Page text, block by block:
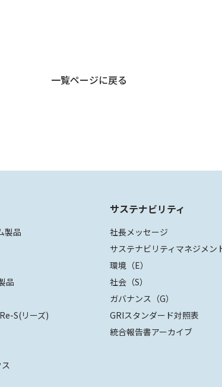
一覧ページに戻る
製品
品
S(リーズ)
サステナビリティ
社長メッセージ
サステナビリティマネジメン
環境（E）
社会（S）
ガバナンス（G）
GRIスタンダード対照表
統合報告書アーカイブ